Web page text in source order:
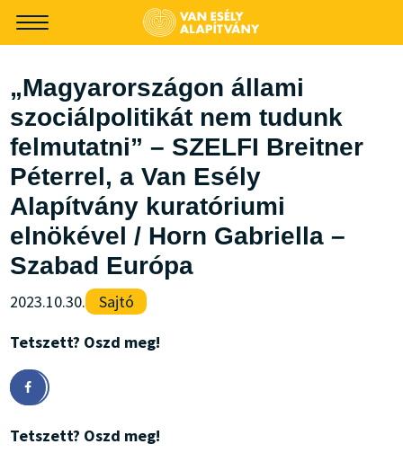
-->
„Magyarországon állami
szociálpolitikát nem tudunk
felmutatni” – SZELFI Breitner
Péterrel, a Van Esély
Alapítvány kuratóriumi
elnökével / Horn Gabriella –
Szabad Európa
2023.10.30.
Sajtó
Tetszett? Oszd meg!
Tetszett? Oszd meg!